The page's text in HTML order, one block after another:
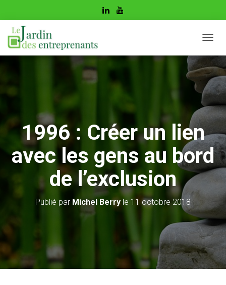
É
L
I
E
R
V
I
G
O
N
1996 : Créer un lien
avec les gens au bord
de l’exclusion
Publié par Michel Berry le 11 octobre 2018